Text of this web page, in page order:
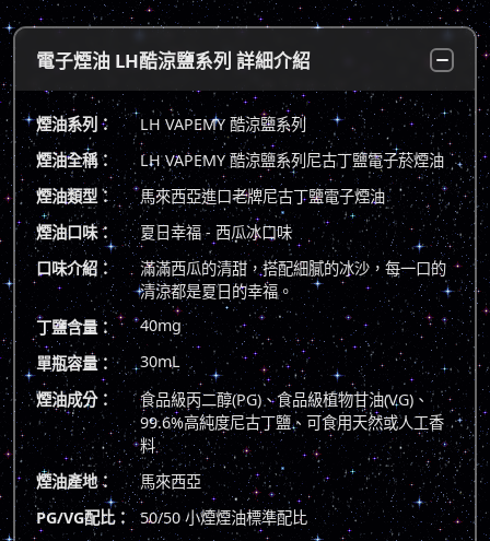
電子煙油 LH酷涼鹽系列 詳細介紹
煙油系列：
LH VAPEMY 酷涼鹽系列
煙油全稱：
LH VAPEMY 酷涼鹽系列尼古丁鹽電子菸煙油
煙油類型：
馬來西亞進口老牌尼古丁鹽電子煙油
煙油口味：
夏日幸福 - 西瓜冰口味
口味介紹：
滿滿西瓜的清甜，搭配細膩的冰沙，每一口的
清涼都是夏日的幸福。
丁鹽含量：
40mg
單瓶容量：
30mL
煙油成分：
食品級丙二醇(PG)、食品級植物甘油(VG)、
99.6%高純度尼古丁鹽、可食用天然或人工香
料
煙油產地：
馬來西亞
PG/VG配比：
50/50 小煙煙油標準配比